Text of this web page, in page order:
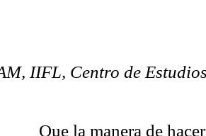
IIFL, Centro de
Que la manera de